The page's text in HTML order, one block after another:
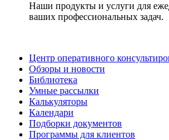
Наши продукты и услуги для
ваших профессиональных задач.
Центр оперативного
Обзоры и новости
Библиотека
Умные рассылки
Калькуляторы
Календари
Подборки документов
Программы для клиентов